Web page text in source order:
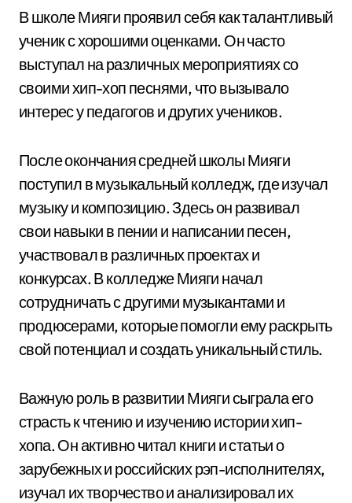
В школе Мияги проявил себя как талантливый
ученик с хорошими оценками. Он часто
выступал на различных мероприятиях со
своими хип-хоп песнями, что вызывало
интерес у педагогов и других учеников.
После окончания средней школы Мияги
поступил в музыкальный колледж, где изучал
музыку и композицию. Здесь он развивал
свои навыки в пении и написании песен,
участвовал в различных проектах и
конкурсах. В колледже Мияги начал
сотрудничать с другими музыкантами и
продюсерами, которые помогли ему раскрыть
свой потенциал и создать уникальный стиль.
Важную роль в развитии Мияги сыграла его
страсть к чтению и изучению истории хип-
хопа. Он активно читал книги и статьи о
зарубежных и российских рэп-исполнителях,
изучал их творчество и анализировал их